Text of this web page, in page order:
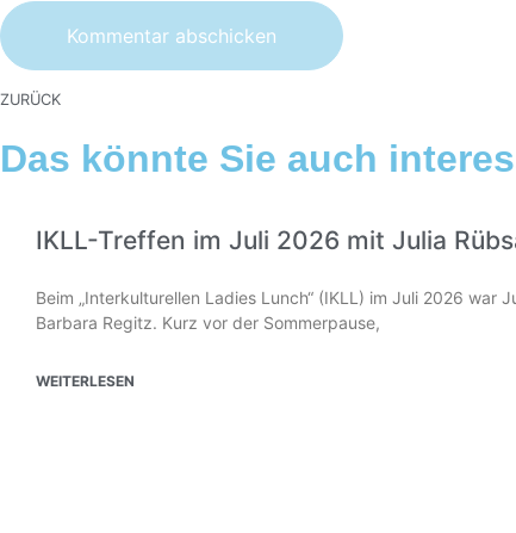
ZURÜCK
Das könnte Sie auch
IKLL-Treffen im Juli 2026 mit Julia
Beim „Interkulturellen Ladies Lunch“ (IKLL) im Juli 2026 war
Barbara Regitz. Kurz vor der Sommerpause,
WEITERLESEN